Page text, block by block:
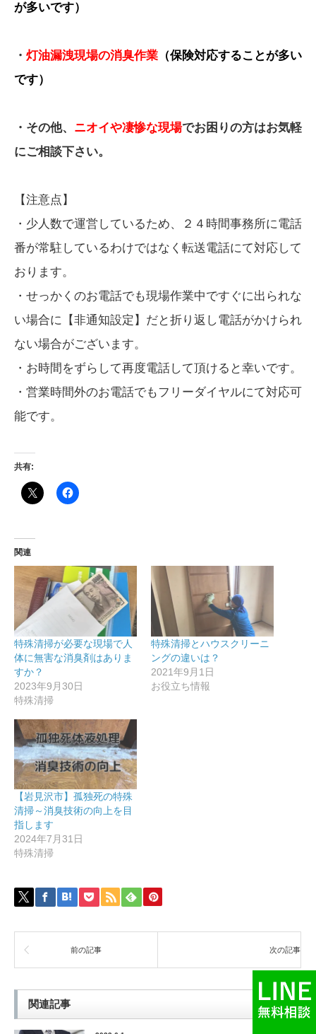
が多いです）
・ 灯油漏洩現場の消臭作業 （保険対応することが多い
です）
・その他、 ニオイや凄惨な現場でお困りの方はお気軽
にご相談下さい。
【注意点】
・少人数で運営しているため、２４時間事務所に電話
番が常駐しているわけではなく転送電話にて対応して
おります。
・せっかくのお電話でも現場作業中ですぐに出られな
い場合に【非通知設定】だと折り返し電話がかけられ
ない場合がございます。
・お時間をずらして再度電話して頂けると幸いです。
・営業時間外のお電話でもフリーダイヤルにて対応可
能です。
共有:
関連
特殊清掃が必要な現場で人
体に無害な消臭剤はありま
すか？
2023年9月30日
特殊清掃
特殊清掃とハウスクリーニ
ングの違いは？
2021年9月1日
お役立ち情報
【岩見沢市】孤独死の特殊
清掃～消臭技術の向上を目
指します
2024年7月31日
特殊清掃
前の記事 次の記事
関連記事